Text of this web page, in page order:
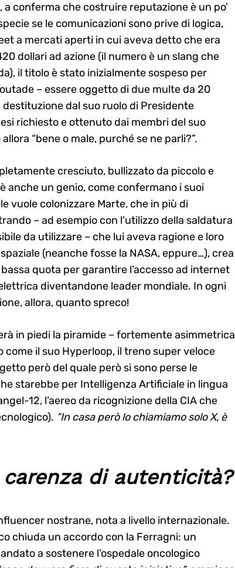
conferma che costruire reputazione è un po’
se le comunicazioni sono prive di logica,
a mercati aperti in cui aveva detto che era
dollari ad azione (il numero è un slang che
il titolo è stato inizialmente sospeso per
– essere oggetto di due multe da 20
dal suo ruolo di Presidente
richiesto e ottenuto dai membri del suo
“bene o male, purché se ne parli?”.
cresciuto, bullizzato da piccolo e
anche un genio, come confermano i suoi
vuole colonizzare Marte, che in più di
– ad esempio con l’utilizzo della saldatura
da utilizzare – che lui aveva ragione e loro
(neanche fosse la NASA, eppure…), crea
quota per garantire l’accesso ad internet
diventandone leader mondiale. In ogni
allora, quanto spreco!
in piedi la piramide – fortemente asimmetrica
il suo Hyperloop, il treno super veloce
però del quale però si sono perse le
starebbe per Intelligenza Artificiale in lingua
12, l’aereo da ricognizione della CIA che
“In casa però lo chiamiamo solo X, è
di autenticità?
nostrane, nota a livello internazionale.
chiuda un accordo con la Ferragni: un
a sostenere l’ospedale oncologico